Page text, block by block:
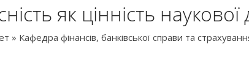
як цінність наукової
» Кафедра фінансів, банківської справи та